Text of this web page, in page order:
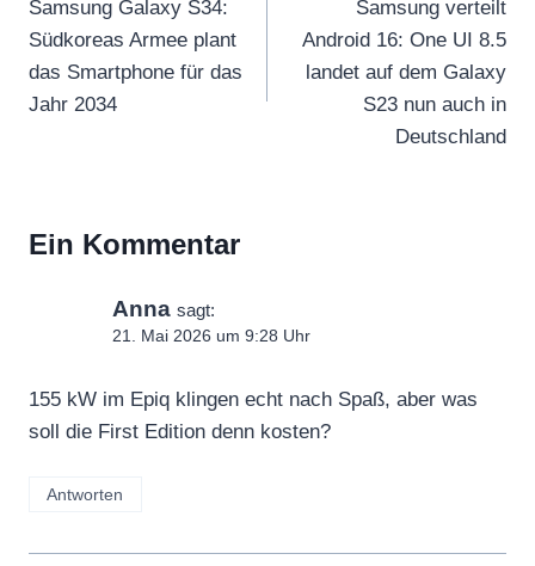
Samsung Galaxy S34:
Südkoreas Armee plant
das Smartphone für das
Jahr 2034
Samsung verteilt
Android 16: One UI 8.5
landet auf dem Galaxy
S23 nun auch in
Deutschland
Ein Kommentar
Anna sagt:
21. Mai 2026 um 9:28 Uhr
155 kW im Epiq klingen echt nach Spaß, aber was
soll die First Edition denn kosten?
Antworten